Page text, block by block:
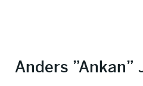
Anders ”Ankan”